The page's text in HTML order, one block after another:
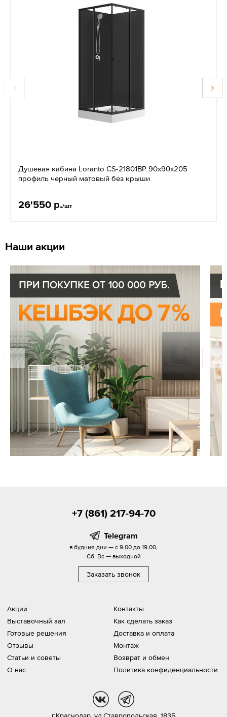
Душевая кабина Loranto CS-21801BP 90x90x205
профиль черный матовый без крыши
26'550 р./шт
Наши акции
Акции
Выставочный зал
Готовые решения
Отзывы
Статьи и советы
О нас
Контакты
Как сделать заказ
Доставка и оплата
Монтаж
Возврат и обмен
Политика конфиденциальности
+7 (861) 217-94-70
Telegram
в будние дни — с 9.00 до 19.00,
Сб, Вс — выходной
Заказать звонок
г.Краснодар, ул.Ставропольская, 183Б
vk